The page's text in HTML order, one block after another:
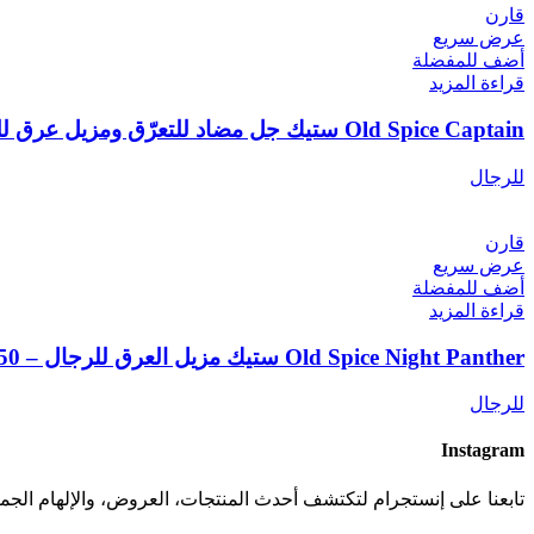
قارن
عرض سريع
أضف للمفضلة
قراءة المزيد
Old Spice Captain ستيك جل مضاد للتعرّق ومزيل عرق للرجال – | Old Spice Captain Anti-Perspirant & Deodorant Clear Gel Stick
للرجال
قارن
عرض سريع
أضف للمفضلة
قراءة المزيد
Old Spice Night Panther ستيك مزيل العرق للرجال – 50 مل | Old Spice Night Panther Deodorant Stick 50ml
للرجال
Instagram
تابعنا على إنستجرام لتكتشف أحدث المنتجات، العروض، والإلهام